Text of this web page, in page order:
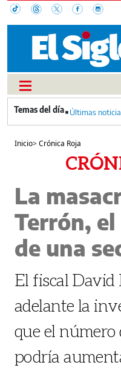
Últimas
Inicio>Crónica Roja
La
Terrón,
de una
El fiscal David
adelante la
que el
podría